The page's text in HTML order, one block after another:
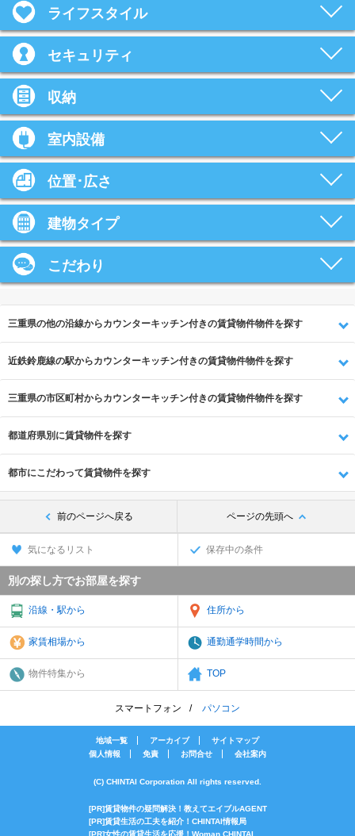
ライフスタイル
セキュリティ
収納
室内設備
位置･広さ
建物タイプ
こだわり
三重県の他の沿線からカウンターキッチン付きの賃貸物件物件を探す
近鉄鈴鹿線の駅からカウンターキッチン付きの賃貸物件物件を探す
三重県の市区町村からカウンターキッチン付きの賃貸物件物件を探す
都道府県別に賃貸物件を探す
都市にこだわって賃貸物件を探す
前のページへ戻る ページの先頭へ
気になるリスト 保存中の条件
別の探し方でお部屋を探す
沿線・駅から 住所から
家賃相場から 通勤通学時間から
物件特集から TOP
スマートフォン パソコン
地域一覧 アーカイブ
サイトマップ
個人情報
免責 お問合せ 会社案内
(C) CHINTAI Corporation All rights reserved.
[PR]賃貸物件の疑問解決！教えてエイブルAGENT
[PR]賃貸生活の工夫を紹介！CHINTAI情報局